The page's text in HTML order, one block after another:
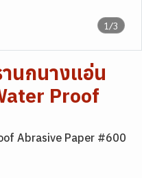
1/3
นกนางแอ่น
Proof
Abrasive Paper #600